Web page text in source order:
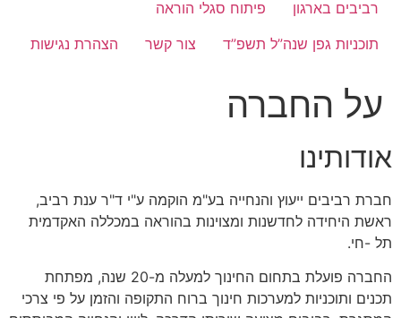
רביבים בארגון
פיתוח סגלי הוראה
תוכניות גפן שנה”ל תשפ”ד
צור קשר הצהרת נגישות
על החברה
אודותינו
חברת רביבים ייעוץ והנחייה בע"מ הוקמה ע"י ד"ר ענת רביב,
ראשת היחידה לחדשנות ומצוינות בהוראה במכללה האקדמית
תל -חי.
החברה פועלת בתחום החינוך למעלה מ-20 שנה, מפתחת
תכנים ותוכניות למערכות חינוך ברוח התקופה והזמן על פי צרכי